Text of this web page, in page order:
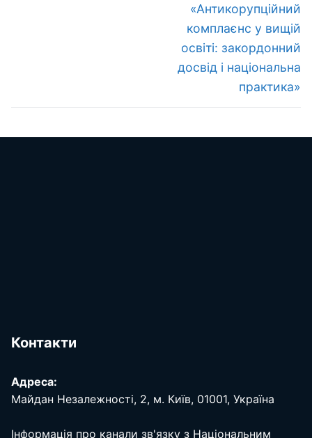
«Антикорупційний
комплаєнс у вищій
освіті: закордонний
досвід і національна
практика»
Контакти
Адреса:
Майдан Незалежності, 2, м. Київ, 01001, Україна
Інформація про канали зв'язку з Національним